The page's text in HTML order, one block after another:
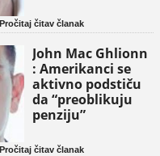
Pročitaj čitav članak
John Mac Ghlionn
: Amerikanci se
aktivno podstiču
da “preoblikuju
penziju”
Pročitaj čitav članak